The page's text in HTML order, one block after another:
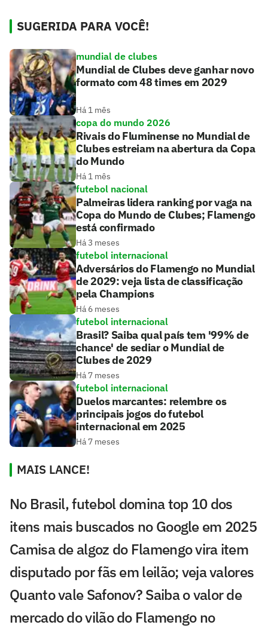
SUGERIDA PARA VOCÊ!
mundial de clubes
Mundial de Clubes deve ganhar novo
formato com 48 times em 2029
Há 1 mês
copa do mundo 2026
Rivais do Fluminense no Mundial de
Clubes estreiam na abertura da Copa
do Mundo
Há 1 mês
futebol nacional
Palmeiras lidera ranking por vaga na
Copa do Mundo de Clubes; Flamengo
está confirmado
Há 3 meses
futebol internacional
Adversários do Flamengo no Mundial
de 2029: veja lista de classificação
pela Champions
Há 6 meses
futebol internacional
Brasil? Saiba qual país tem '99% de
chance' de sediar o Mundial de
Clubes de 2029
Há 7 meses
futebol internacional
Duelos marcantes: relembre os
principais jogos do futebol
internacional em 2025
Há 7 meses
MAIS LANCE!
No Brasil, futebol domina top 10 dos
itens mais buscados no Google em 2025
Camisa de algoz do Flamengo vira item
disputado por fãs em leilão; veja valores
Quanto vale Safonov? Saiba o valor de
mercado do vilão do Flamengo no